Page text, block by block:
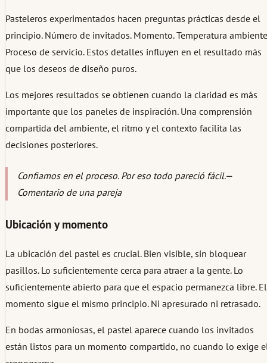
Pasteleros experimentados hacen preguntas prácticas desde el
principio. Número de invitados. Momento. Temperatura
Proceso de servicio. Estos detalles influyen en el resultado más
que los deseos de diseño puros.
Los mejores resultados se obtienen cuando la claridad es más
importante que los paneles de inspiración. Una comprensión
compartida del ambiente, el ritmo y el contexto facilita las
decisiones posteriores.
Confiamos en el proceso. Por eso todo pareció fácil.—
Comentario de una pareja
Ubicación y momento
La ubicación del pastel es crucial. Bien visible, sin bloquear
pasillos. Lo suficientemente cerca para atraer a la gente. Lo
suficientemente abierto para que el espacio permanezca libre. El
momento sigue el mismo principio. Ni apresurado ni retrasado.
En bodas armoniosas, el pastel aparece cuando los invitados
están listos para un momento compartido, no cuando lo exige